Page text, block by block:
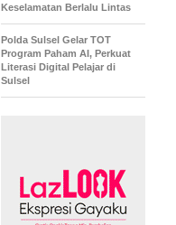
Keselamatan Berlalu Lintas
Polda Sulsel Gelar TOT
Program Paham AI, Perkuat
Literasi Digital Pelajar di
Sulsel